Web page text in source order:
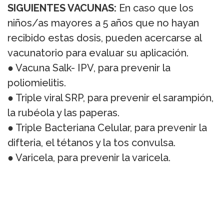
SIGUIENTES VACUNAS: En caso que los
niños/as mayores a 5 años que no hayan
recibido estas dosis, pueden acercarse al
vacunatorio para evaluar su aplicación.
● Vacuna Salk- IPV, para prevenir la
poliomielitis.
● Triple viral SRP, para prevenir el sarampión,
la rubéola y las paperas.
● Triple Bacteriana Celular, para prevenir la
difteria, el tétanos y la tos convulsa.
● Varicela, para prevenir la varicela.